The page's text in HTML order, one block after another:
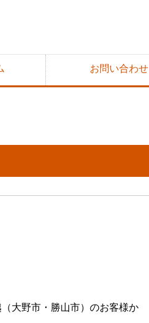
お問い合わせ
大野市・勝山市）のお客様か